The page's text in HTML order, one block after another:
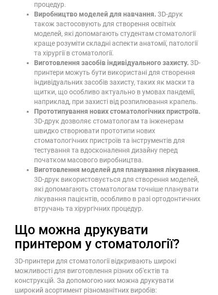
процедур.
Виробництво моделей для навчання. 3D-друк
також застосовують для створення освітніх
моделей, які допомагають студентам стоматології
краще розуміти складні аспекти анатомії, патології
та хірургії в стоматології.
Виготовлення засобів індивідуального захисту. 3D-
принтери можуть бути використані для створення
індивідуальних засобів захисту, таких як маски та
щитки, що особливо актуально в умовах пандемії,
наприклад, при захисті від розпилювання крапель.
Прототипування нових стоматологічних пристроїв.
3D-друк дозволяє стоматологам та інженерам
швидко створювати прототипи нових
стоматологічних пристроїв та інструментів для
тестування та вдосконалення дизайну перед
початком масового виробництва.
Виготовлення моделей для планування лікування.
3D-друк використовується для створення моделей,
які допомагають стоматологам точніше планувати
лікування пацієнтів, особливо в разі ортодонтичних
втручань та хірургічних процедур.
Що можна друкувати
принтером у стоматології?
3D-принтери для стоматології відкривають широкі
можливості для виготовлення різних об'єктів та
конструкцій. За допомогою них можна друкувати
широкий асортимент різноманітних виробів: